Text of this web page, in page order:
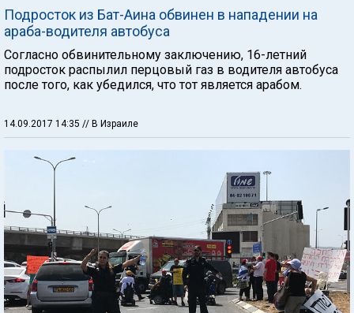
Подросток из Бат-Аина обвинен в нападении на
араба-водителя автобуса
Согласно обвинительному заключению, 16-летний
подросток распылил перцовый газ в водителя автобуса
после того, как убедился, что тот является арабом.
14.09.2017 14:35 // В Израиле